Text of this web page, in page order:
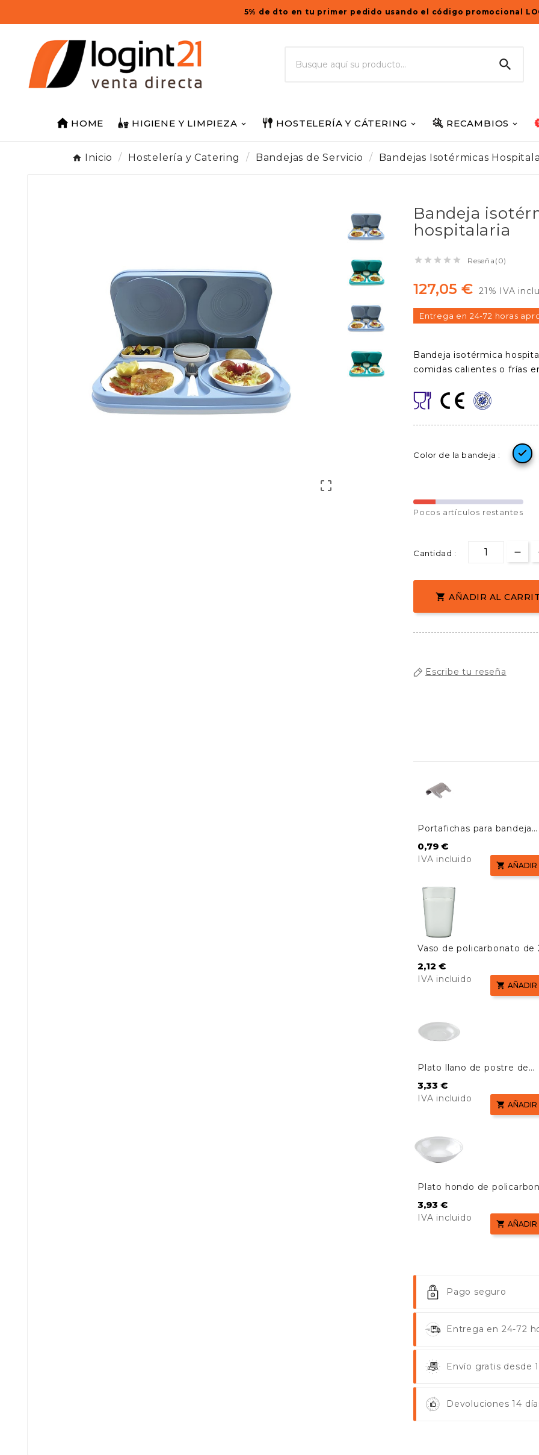
5% de dto en tu primer pedido usando el código promocional

HOME HIGIENE Y LIMPIEZA HOSTELERÍA Y CÁTERING RECAMBIOS
Inicio Hostelería y Catering Bandejas de Servicio Bandejas Isotérmicas

Bandeja
hospitalaria
     Reseña(0)
127,05 € 21% IVA
Entrega en 24-72 horas
Bandeja isotérmica
comidas calientes o frías
Color de la bandeja : 
Pocos artículos restantes
Cantidad :
 AÑADIR AL
Escribe tu reseña
Portafichas para bandeja
hospitalaria Euronorm
Precio
0,79 €
IVA incluido
 AÑADIR
Vaso de policarbonato de
Precio
2,12 €
IVA incluido
 AÑADIR
Plato llano de postre de
policarbonato de 17 cm
Precio
3,33 €
IVA incluido
 AÑADIR
Plato hondo de
de 18 cm
Precio
3,93 €
IVA incluido
 AÑADIR
Pago seguro
Entrega en 24-72
Envío gratis desde
Devoluciones 14